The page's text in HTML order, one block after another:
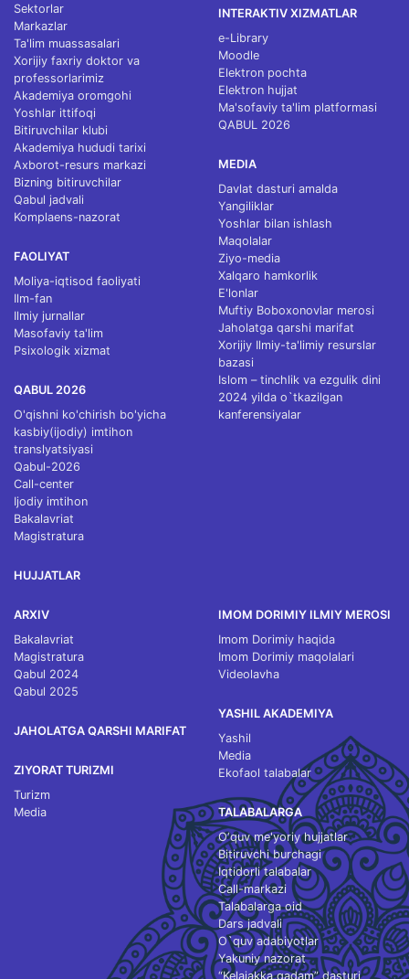
Sektorlar
Markazlar
Ta'lim muassasalari
Xorijiy faxriy doktor va
professorlarimiz
Akademiya oromgohi
Yoshlar ittifoqi
Bitiruvchilar klubi
Akademiya hududi tarixi
Axborot-resurs markazi
Bizning bitiruvchilar
Qabul jadvali
Komplaens-nazorat
FAOLIYAT
Moliya-iqtisod faoliyati
Ilm-fan
Ilmiy jurnallar
Masofaviy ta'lim
Psixologik xizmat
QABUL 2026
O'qishni ko'chirish bo'yicha
kasbiy(ijodiy) imtihon
translyatsiyasi
Qabul-2026
Call-center
Ijodiy imtihon
Bakalavriat
Magistratura
HUJJATLAR
INTERAKTIV XIZMATLAR
e-Library
Moodle
Elektron pochta
Elektron hujjat
Ma'sofaviy ta'lim platformasi
QABUL 2026
MEDIA
Davlat dasturi amalda
Yangiliklar
Yoshlar bilan ishlash
Maqolalar
Ziyo-media
Xalqaro hamkorlik
E'lonlar
Muftiy Boboxonovlar merosi
Jaholatga qarshi marifat
Xorijiy Ilmiy-ta'limiy resurslar
bazasi
Islom – tinchlik va ezgulik dini
2024 yilda o`tkazilgan
kanferensiyalar
ARXIV
Bakalavriat
Magistratura
Qabul 2024
Qabul 2025
JAHOLATGA QARSHI MARIFAT
ZIYORAT TURIZMI
Turizm
Media
IMOM DORIMIY ILMIY MEROSI
Imom Dorimiy haqida
Imom Dorimiy maqolalari
Videolavha
YASHIL AKADEMIYA
Yashil
Media
Ekofaol talabalar
TALABALARGA
O‘quv me'yoriy hujjatlar
Bitiruvchi burchagi
Iqtidorli talabalar
Call-markazi
Talabalarga oid
Dars jadvali
O`quv adabiyotlar
Yakuniy nazorat
“Kelajakka qadam” dasturi